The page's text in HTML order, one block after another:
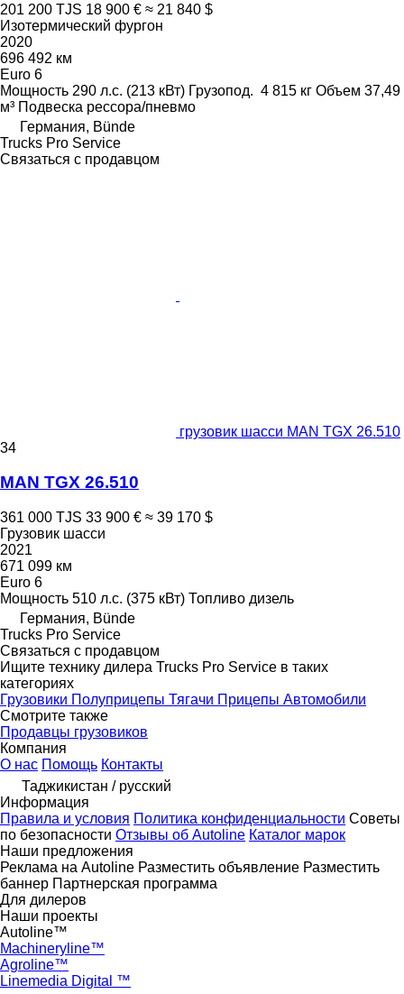
201 200 TJS 18 900 € ≈ 21 840 $
Изотермический фургон
2020
696 492 км
Euro 6
Мощность 290 л.с. (213 кВт) Грузопод. 4 815 кг Объем 37,49
м³ Подвеска рессора/пневмо
Германия, Bünde
Trucks Pro Service
Связаться с продавцом
грузовик шасси MAN TGX 26.510
34
MAN TGX 26.510
361 000 TJS 33 900 € ≈ 39 170 $
Грузовик шасси
2021
671 099 км
Euro 6
Мощность 510 л.с. (375 кВт) Топливо дизель
Германия, Bünde
Trucks Pro Service
Связаться с продавцом
Ищите технику дилера Trucks Pro Service в таких
категориях
Грузовики Полуприцепы Тягачи Прицепы Автомобили
Смотрите также
Продавцы грузовиков
Компания
О нас Помощь Контакты
Таджикистан / русский
Информация
Правила и условия Политика конфиденциальности Советы
по безопасности Отзывы об Autoline Каталог марок
Наши предложения
Реклама на Autoline Разместить объявление Разместить
баннер Партнерская программа
Для дилеров
Наши проекты
Autoline™
Machineryline™
Agroline™
Linemedia Digital ™